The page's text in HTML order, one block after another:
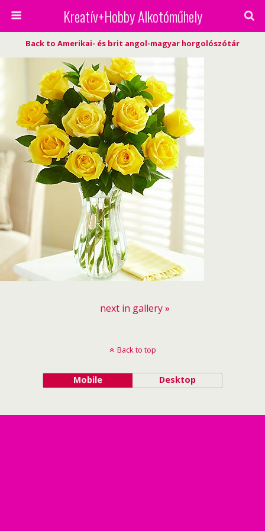
Kreatív+Hobby Alkotóműhely
Back to Amerikai- és brit angol-magyar horgolószótár
next in gallery »
Back to top
Mobile Desktop